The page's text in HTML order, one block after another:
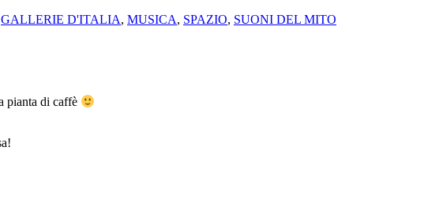
GALLERIE D'ITALIA, MUSICA, SPAZIO, SUONI DEL MITO
pianta di caffè